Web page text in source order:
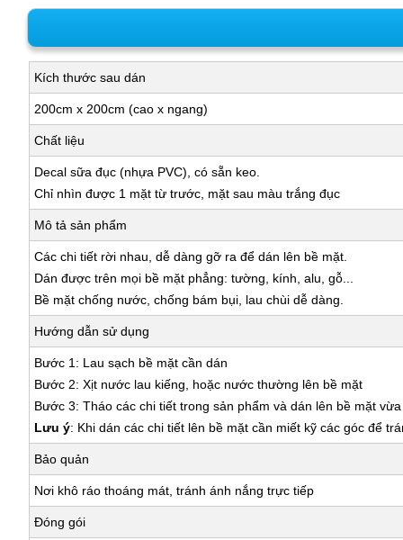
Kích thước sau dán
200cm x 200cm (cao x ngang)
Chất liệu
Decal sữa đục (nhựa PVC), có sẵn keo.
Chỉ nhìn được 1 mặt từ trước, mặt sau màu trắng đục
Mô tả sản phẩm
Các chi tiết rời nhau, dễ dàng gỡ ra để dán lên bề mặt.
Dán được trên mọi bề mặt phẳng: tường, kính, alu, gỗ...
Bề mặt chống nước, chống bám bụi, lau chùi dễ dàng.
Hướng dẫn sử dụng
Bước 1: Lau sạch bề mặt cần dán
Bước 2: Xịt nước lau kiếng, hoặc nước thường lên bề mặt
Bước 3: Tháo các chi tiết trong sản phẩm và dán lên bề mặt
Lưu ý: Khi dán các chi tiết lên bề mặt cần miết kỹ các góc để
Bảo quản
Nơi khô ráo thoáng mát, tránh ánh nắng trực tiếp
Đóng gói